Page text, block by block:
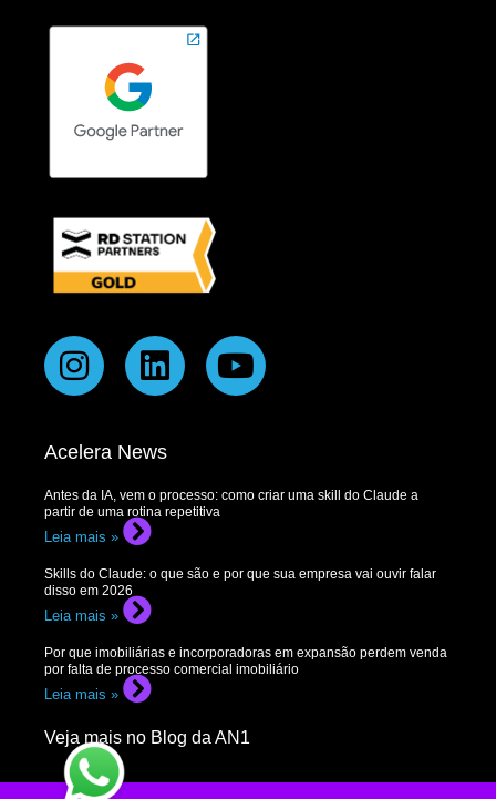
Acelera News
Antes da IA, vem o processo: como criar uma skill do Claude a
partir de uma rotina repetitiva
Leia mais »
Skills do Claude: o que são e por que sua empresa vai ouvir falar
disso em 2026
Leia mais »
Por que imobiliárias e incorporadoras em expansão perdem venda
por falta de processo comercial imobiliário
Leia mais »
Veja mais no Blog da AN1